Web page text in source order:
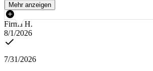
Mehr anzeigen
Firma H.
8/1/2026
7/31/2026